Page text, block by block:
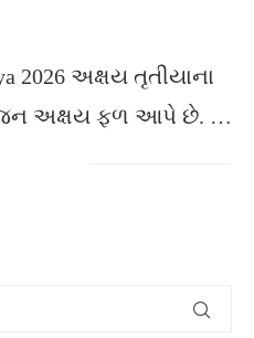
2026 અક્ષય તૃતીયાના
અક્ષય ફળ આપે છે. …